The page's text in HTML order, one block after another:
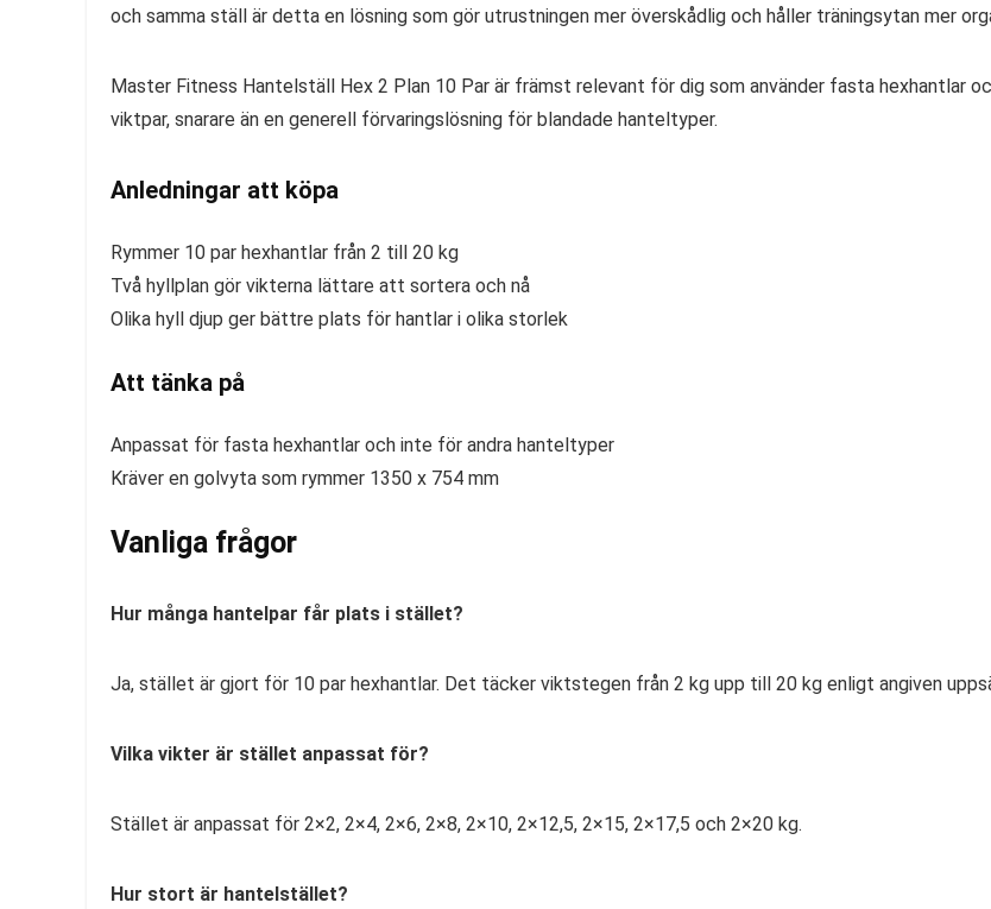
och samma ställ är detta en lösning som gör utrustningen mer överskådlig och håller träningsytan mer
Master Fitness Hantelställ Hex 2 Plan 10 Par är främst relevant för dig som använder fasta hexhantlar
viktpar, snarare än en generell förvaringslösning för blandade hanteltyper.
Anledningar att köpa
Rymmer 10 par hexhantlar från 2 till 20 kg
Två hyllplan gör vikterna lättare att sortera och nå
Olika hyll djup ger bättre plats för hantlar i olika storlek
Att tänka på
Anpassat för fasta hexhantlar och inte för andra hanteltyper
Kräver en golvyta som rymmer 1350 x 754 mm
Vanliga frågor
Hur många hantelpar får plats i stället?
Ja, stället är gjort för 10 par hexhantlar. Det täcker viktstegen från 2 kg upp till 20 kg enligt angiven
Vilka vikter är stället anpassat för?
Stället är anpassat för 2×2, 2×4, 2×6, 2×8, 2×10, 2×12,5, 2×15, 2×17,5 och 2×20 kg.
Hur stort är hantelstället?